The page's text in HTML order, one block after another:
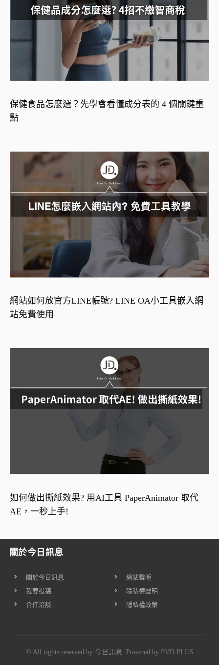
保健食品怎麼選？先學會看懂成分表的 4 個關鍵重
點
網站如何放官方LINE帳號? LINE OA小工具嵌入網
站免費使用
如何做出撕紙效果? 用AI工具 PaperAnimator 取代
AE，一秒上手!
關於今日訊息
關於今日訊息
我要投稿
合作洽談
網站聲明
隱私權聲明
隱私權政策
© All rights reserved by 今日訊息. Powered by PVD PLUS